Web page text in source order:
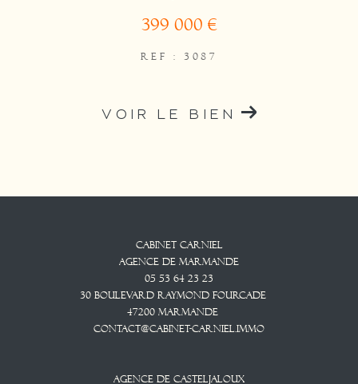
399 000 €
REF : 3087
VOIR LE BIEN
Cabinet CARNIEL
Agence De Marmande
05 53 64 23 23
30 Boulevard Raymond Fourcade
47200
Marmande
contact@cabinet-carniel.immo
Agence De Casteljaloux